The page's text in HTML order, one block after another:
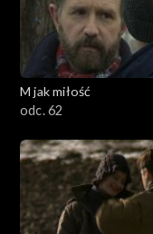
M jak miłość
odc. 62